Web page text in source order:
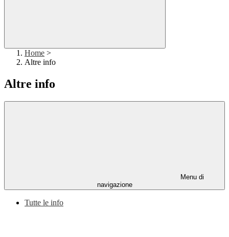
Home >
Altre info
Altre info
Menu di
navigazione
Tutte le info